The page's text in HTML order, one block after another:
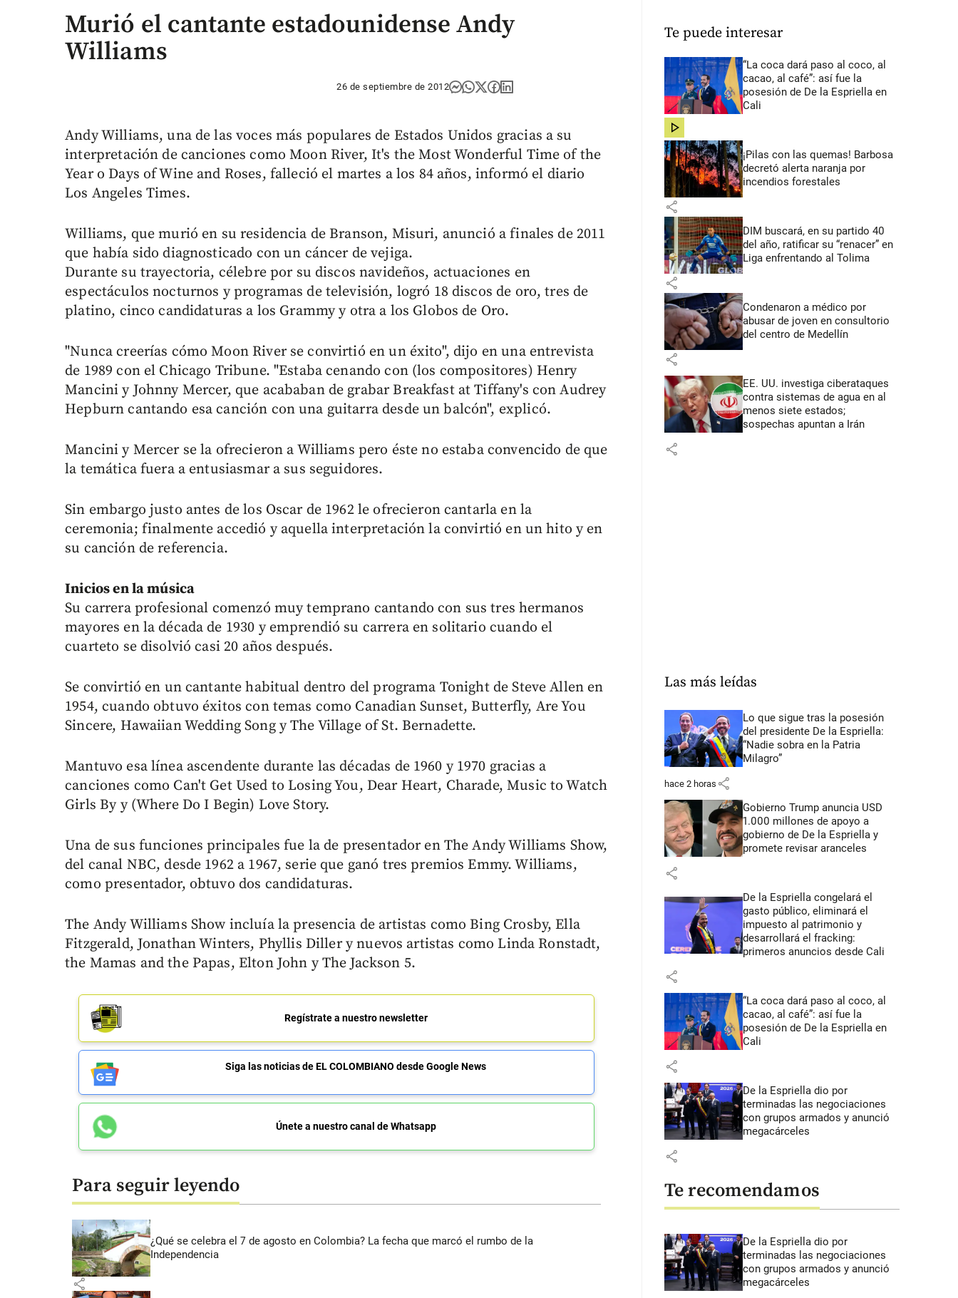
Murió el cantante estadounidense Andy
Williams
26 de septiembre de 2012
Andy Williams, una de las voces más populares de Estados Unidos gracias a su
interpretación de canciones como Moon River, It's the Most Wonderful Time of the
Year o Days of Wine and Roses, falleció el martes a los 84 años, informó el diario
Los Angeles Times.
Williams, que murió en su residencia de Branson, Misuri, anunció a finales de 2011
que había sido diagnosticado con un cáncer de vejiga.
Durante su trayectoria, célebre por su discos navideños, actuaciones en
espectáculos nocturnos y programas de televisión, logró 18 discos de oro, tres de
platino, cinco candidaturas a los Grammy y otra a los Globos de Oro.
"Nunca creerías cómo Moon River se convirtió en un éxito", dijo en una entrevista
de 1989 con el Chicago Tribune. "Estaba cenando con (los compositores) Henry
Mancini y Johnny Mercer, que acababan de grabar Breakfast at Tiffany's con Audrey
Hepburn cantando esa canción con una guitarra desde un balcón", explicó.
Mancini y Mercer se la ofrecieron a Williams pero éste no estaba convencido de que
la temática fuera a entusiasmar a sus seguidores.
Sin embargo justo antes de los Oscar de 1962 le ofrecieron cantarla en la
ceremonia; finalmente accedió y aquella interpretación la convirtió en un hito y en
su canción de referencia.
Inicios en la música
Su carrera profesional comenzó muy temprano cantando con sus tres hermanos
mayores en la década de 1930 y emprendió su carrera en solitario cuando el
cuarteto se disolvió casi 20 años después.
Se convirtió en un cantante habitual dentro del programa Tonight de Steve Allen en
1954, cuando obtuvo éxitos con temas como Canadian Sunset, Butterfly, Are You
Sincere, Hawaiian Wedding Song y The Village of St. Bernadette.
Mantuvo esa línea ascendente durante las décadas de 1960 y 1970 gracias a
canciones como Can't Get Used to Losing You, Dear Heart, Charade, Music to Watch
Girls By y (Where Do I Begin) Love Story.
Una de sus funciones principales fue la de presentador en The Andy Williams Show,
del canal NBC, desde 1962 a 1967, serie que ganó tres premios Emmy. Williams,
como presentador, obtuvo dos candidaturas.
The Andy Williams Show incluía la presencia de artistas como Bing Crosby, Ella
Fitzgerald, Jonathan Winters, Phyllis Diller y nuevos artistas como Linda Ronstadt,
the Mamas and the Papas, Elton John y The Jackson 5.
Regístrate a nuestro newsletter
Siga las noticias de EL COLOMBIANO desde Google News
Únete a nuestro canal de Whatsapp
Para seguir leyendo
¿Qué se celebra el 7 de agosto en Colombia? La fecha que marcó el rumbo de la
Independencia
share
Te puede interesar
“La coca dará paso al coco, al
cacao, al café”: así fue la
posesión de De la Espriella en
Cali
share
¡Pilas con las quemas! Barbosa
decretó alerta naranja por
incendios forestales
share
DIM buscará, en su partido 40
del año, ratificar su “renacer” en
Liga enfrentando al Tolima
share
Condenaron a médico por
abusar de joven en consultorio
del centro de Medellín
share
EE. UU. investiga ciberataques
contra sistemas de agua en al
menos siete estados;
sospechas apuntan a Irán
share
Las más leídas
Lo que sigue tras la posesión
del presidente De la Espriella:
“Nadie sobra en la Patria
Milagro”
hace 2 horas share
Gobierno Trump anuncia USD
1.000 millones de apoyo a
gobierno de De la Espriella y
promete revisar aranceles
share
De la Espriella congelará el
gasto público, eliminará el
impuesto al patrimonio y
desarrollará el fracking:
primeros anuncios desde Cali
share
“La coca dará paso al coco, al
cacao, al café”: así fue la
posesión de De la Espriella en
Cali
share
De la Espriella dio por
terminadas las negociaciones
con grupos armados y anunció
megacárceles
share
Te recomendamos
De la Espriella dio por
terminadas las negociaciones
con grupos armados y anunció
megacárceles